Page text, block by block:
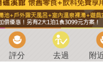
評分 去過 附